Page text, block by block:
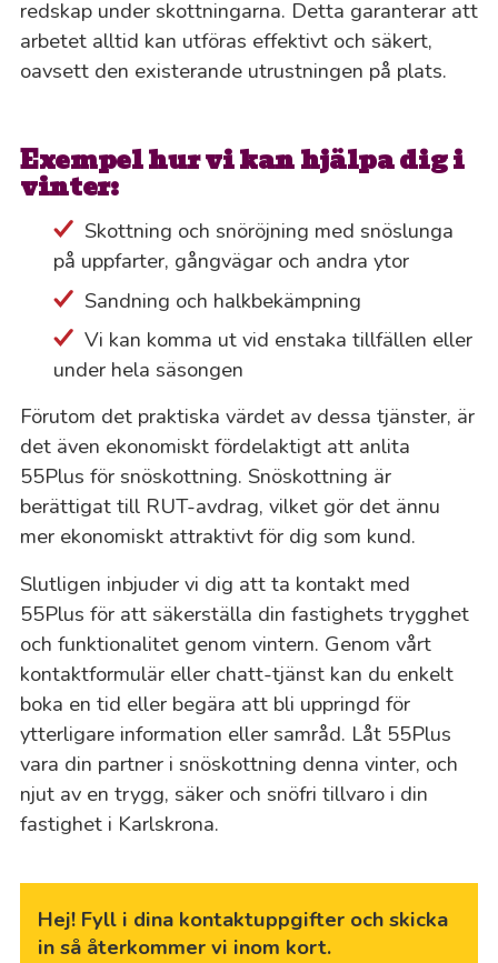
redskap under skottningarna. Detta garanterar att
arbetet alltid kan utföras effektivt och säkert,
oavsett den existerande utrustningen på plats.
Exempel hur vi kan hjälpa dig i
vinter:
Skottning och snöröjning med snöslunga
på uppfarter, gångvägar och andra ytor
Sandning och halkbekämpning
Vi kan komma ut vid enstaka tillfällen eller
under hela säsongen
Förutom det praktiska värdet av dessa tjänster, är
det även ekonomiskt fördelaktigt att anlita
55Plus för snöskottning. Snöskottning är
berättigat till RUT-avdrag, vilket gör det ännu
mer ekonomiskt attraktivt för dig som kund.
Slutligen inbjuder vi dig att ta kontakt med
55Plus för att säkerställa din fastighets trygghet
och funktionalitet genom vintern. Genom vårt
kontaktformulär eller chatt-tjänst kan du enkelt
boka en tid eller begära att bli uppringd för
ytterligare information eller samråd. Låt 55Plus
vara din partner i snöskottning denna vinter, och
njut av en trygg, säker och snöfri tillvaro i din
fastighet i Karlskrona.
Hej! Fyll i dina kontaktuppgifter och skicka
in så återkommer vi inom kort.